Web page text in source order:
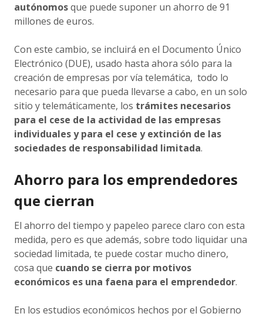
autónomosque puede suponer un ahorro de 91
millones de euros.
Con este cambio, se incluirá en el Documento Único
Electrónico (DUE), usado hasta ahora sólo para la
creación de empresas por vía telemática, todo lo
necesario para que pueda llevarse a cabo, en un solo
sitio y telemáticamente, los trámites necesarios
para el cese de la actividad de las empresas
individuales y para el cese y extinción de las
sociedades de responsabilidad limitada.
Ahorro para los emprendedores
que cierran
El ahorro del tiempo y papeleo parece claro con esta
medida, pero es que además, sobre todo liquidar una
sociedad limitada, te puede costar mucho dinero,
cosa que cuando se cierra por motivos
económicos es una faena para el emprendedor.
En los estudios económicos hechos por el Gobierno